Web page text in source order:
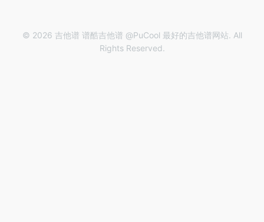
© 2026 吉他谱 谱酷吉他谱 @PuCool 最好的吉他谱网站. All
Rights Reserved.